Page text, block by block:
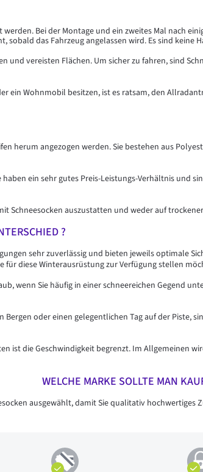
Bei der Montage und ein zweites Mal nach
sobald das Fahrzeug angelassen wird. Es sind keine
vereisten Flächen. Um sicher zu fahren, sind
ein Wohnmobil besitzen, ist es ratsam, den
herum angezogen werden. Sie bestehen aus
ein sehr gutes Preis-Leistungs-Verhältnis und
Schneesocken auszustatten und weder auf
?
sehr zuverlässig und bieten jeweils optimale
für diese Winterausrüstung zur Verfügung stellen
wenn Sie häufig in einer schneereichen Gegend
oder einen gelegentlichen Tag auf der Piste,
ist die Geschwindigkeit begrenzt. Im
WELCHE MARKE SOLLTE MAN
ausgewählt, damit Sie qualitativ